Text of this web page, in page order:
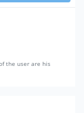
the user are his